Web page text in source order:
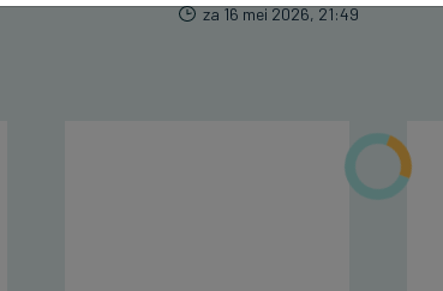
za 16 mei 2026, 21:49